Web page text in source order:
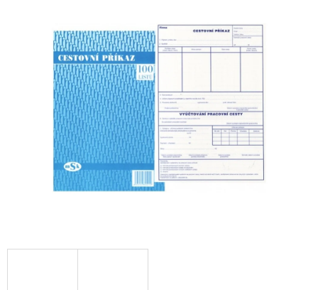
hvězdiček.